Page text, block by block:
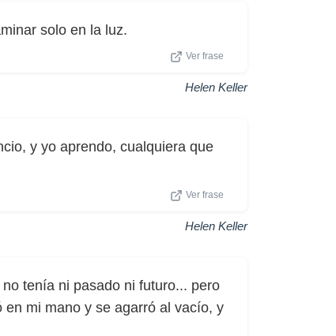
solo en la luz.
Ver frase
Helen Keller
y yo aprendo, cualquiera que
Ver frase
Helen Keller
tenía ni pasado ni futuro... pero
mi mano y se agarró al vacío, y